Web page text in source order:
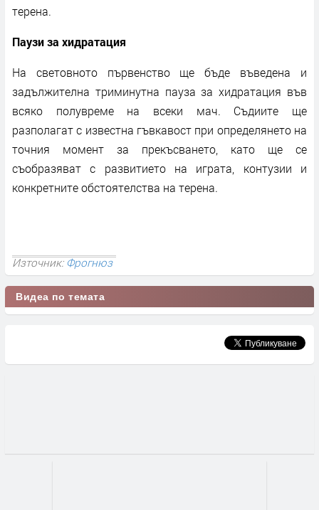
терена.
Паузи за хидратация
На световното първенство ще бъде въведена и
задължителна триминутна пауза за хидратация във
всяко полувреме на всеки мач. Съдиите ще
разполагат с известна гъвкавост при определянето на
точния момент за прекъсването, като ще се
съобразяват с развитието на играта, контузии и
конкретните обстоятелства на терена.
Източник:Фрогнюз
Видеа по темата